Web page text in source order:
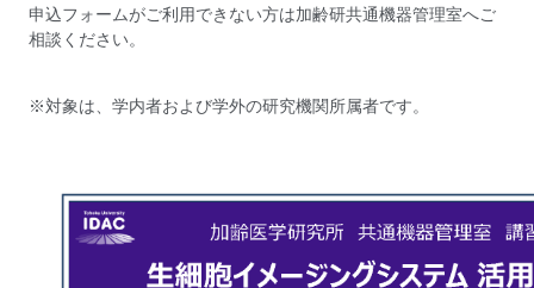
申込フォームがご利用できない方は加齢研共通機器管理室へご
相談ください。
※対象は、学内者および学外の研究機関所属者です。